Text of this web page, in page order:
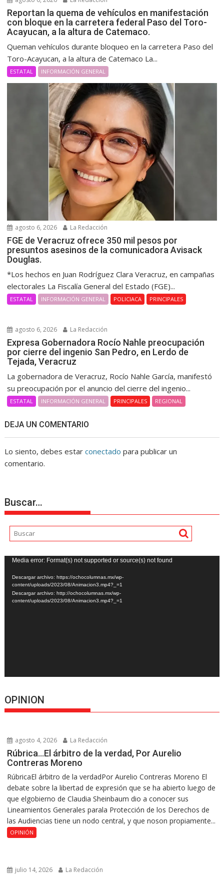
Reportan la quema de vehículos en manifestación
con bloque en la carretera federal Paso del Toro-
Acayucan, a la altura de Catemaco.
Queman vehículos durante bloqueo en la carretera Paso del
Toro-Acayucan, a la altura de Catemaco La...
ESTATAL INFORMACIÓN GENERAL
agosto 6, 2026 La Redacción
FGE de Veracruz ofrece 350 mil pesos por
presuntos asesinos de la comunicadora Avisack
Douglas.
*Los hechos en Juan Rodríguez Clara Veracruz, en campañas
electorales La Fiscalía General del Estado (FGE)...
ESTATAL INFORMACIÓN GENERAL POLICIACA PRINCIPALES
agosto 6, 2026 La Redacción
Expresa Gobernadora Rocío Nahle preocupación
por cierre del ingenio San Pedro, en Lerdo de
Tejada, Veracruz
La gobernadora de Veracruz, Rocío Nahle García, manifestó
su preocupación por el anuncio del cierre del ingenio...
ESTATAL INFORMACIÓN GENERAL PRINCIPALES REGIONAL
DEJA UN COMENTARIO
Lo siento, debes estarconectado para publicar un
comentario.
Buscar…
Reproductor
de
vídeo
Media error: Format(s) not supported or source(s) not found
Descargar archivo: https://ochocolumnas.mx/wp-
content/uploads/2023/08/Animacion3.mp4?_=1
Descargar archivo: http://ochocolumnas.mx/wp-
content/uploads/2023/08/Animacion3.mp4?_=1
OPINION
agosto 4, 2026 La Redacción
Rúbrica…El árbitro de la verdad, Por Aurelio
Contreras Moreno
RúbricaEl árbitro de la verdadPor Aurelio Contreras Moreno El
debate sobre la libertad de expresión que se ha abierto luego de
que elgobierno de Claudia Sheinbaum dio a conocer sus
Lineamientos Generales parala Protección de los Derechos de
las Audiencias tiene un nodo central, y que noson propiamente...
OPINIÓN
julio 14, 2026 La Redacción